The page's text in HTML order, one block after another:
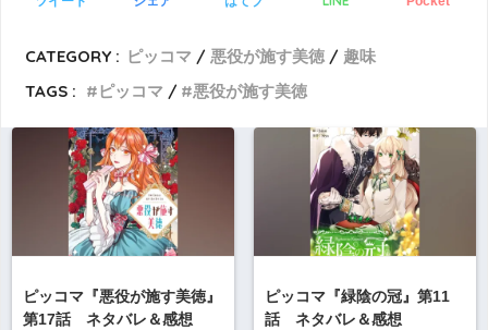
CATEGORY : ピッコマ 悪役が施す美徳
趣味
TAGS :
ピッコマ 悪役が施す美徳
ピッコマ『悪役が施す美徳』
第17話 ネタバレ＆感想
ピッコマ『緑陰の冠』第11
話 ネタバレ＆感想